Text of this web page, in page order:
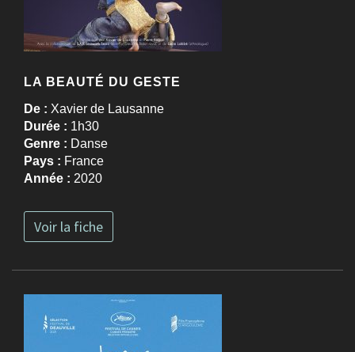
LA BEAUTÉ DU GESTE
De : Xavier de Lausanne
Durée : 1h30
Genre : Danse
Pays : France
Année : 2020
Voir la fiche